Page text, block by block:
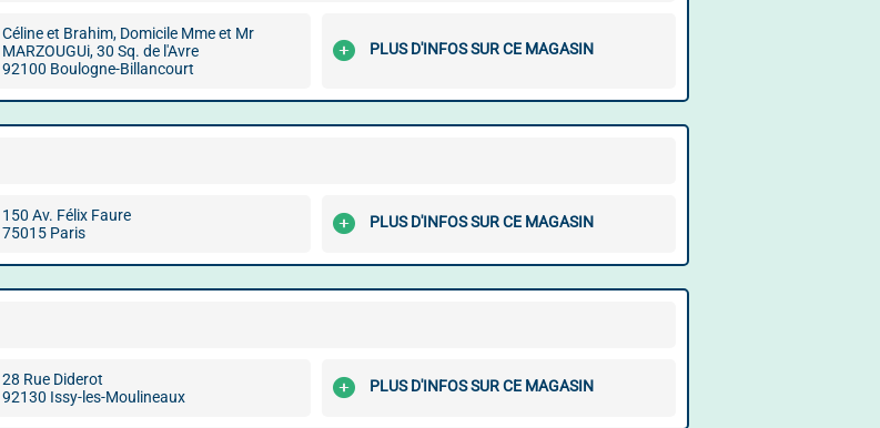
Céline et Brahim, Domicile Mme et Mr
MARZOUGUi, 30 Sq. de l'Avre
92100 Boulogne-Billancourt
PLUS D'INFOS SUR CE MAGASIN
150 Av. Félix Faure
75015 Paris
PLUS D'INFOS SUR CE MAGASIN
28 Rue Diderot
92130 Issy-les-Moulineaux
PLUS D'INFOS SUR CE MAGASIN